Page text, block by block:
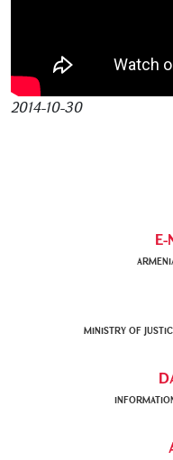
2014-10-30
E-
MINISTRY OF